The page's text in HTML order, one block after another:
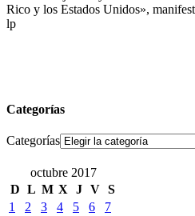
Rico y los Estados Unidos»,
lp
Categorías
Categorías
octubre 2017
D L M X J V S
1
2 3 4 5 6
7